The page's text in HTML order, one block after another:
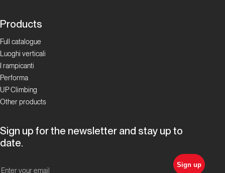
Products
Full catalogue
Luoghi verticali
I rampicanti
Performa
UP Climbing
Other products
Sign up for the newsletter and stay up to
date.
Sign up